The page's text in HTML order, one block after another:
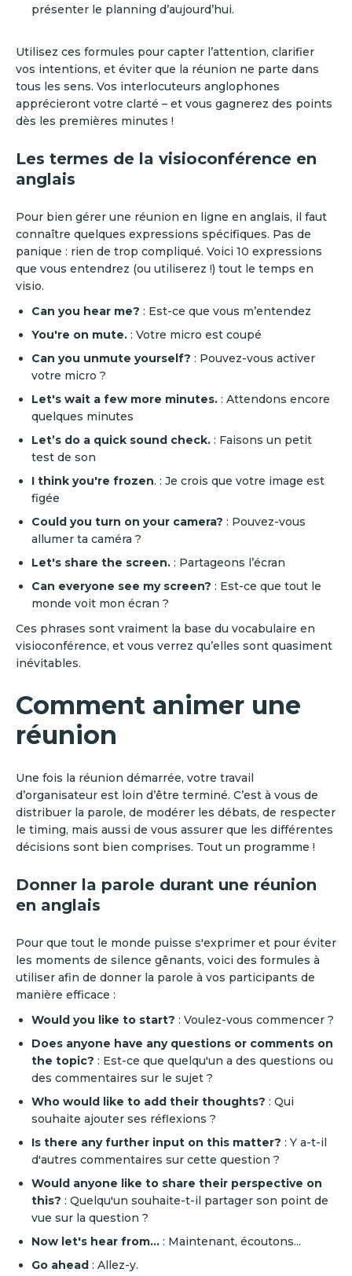
présenter le planning d’aujourd’hui.
Utilisez ces formules pour capter l’attention, clarifier
vos intentions, et éviter que la réunion ne parte dans
tous les sens. Vos interlocuteurs anglophones
apprécieront votre clarté – et vous gagnerez des points
dès les premières minutes !
Les termes de la visioconférence en
anglais
Pour bien gérer une réunion en ligne en anglais, il faut
connaître quelques expressions spécifiques. Pas de
panique : rien de trop compliqué. Voici 10 expressions
que vous entendrez (ou utiliserez !) tout le temps en
visio.
Can you hear me? : Est-ce que vous m’entendez
You're on mute. : Votre micro est coupé
Can you unmute yourself? : Pouvez-vous activer
votre micro ?
Let's wait a few more minutes. : Attendons encore
quelques minutes
Let’s do a quick sound check. : Faisons un petit
test de son
I think you're frozen. : Je crois que votre image est
figée
Could you turn on your camera? : Pouvez-vous
allumer ta caméra ?
Let's share the screen. : Partageons l’écran
Can everyone see my screen? : Est-ce que tout le
monde voit mon écran ?
Ces phrases sont vraiment la base du vocabulaire en
visioconférence, et vous verrez qu’elles sont quasiment
inévitables.
Comment animer une
réunion
Une fois la réunion démarrée, votre travail
d’organisateur est loin d’être terminé. C’est à vous de
distribuer la parole, de modérer les débats, de respecter
le timing, mais aussi de vous assurer que les différentes
décisions sont bien comprises. Tout un programme !
Donner la parole durant une réunion
en anglais
Pour que tout le monde puisse s'exprimer et pour éviter
les moments de silence gênants, voici des formules à
utiliser afin de donner la parole à vos participants de
manière efficace :
Would you like to start? : Voulez-vous commencer ?
Does anyone have any questions or comments on
the topic? : Est-ce que quelqu'un a des questions ou
des commentaires sur le sujet ?
Who would like to add their thoughts? : Qui
souhaite ajouter ses réflexions ?
Is there any further input on this matter? : Y a-t-il
d'autres commentaires sur cette question ?
Would anyone like to share their perspective on
this? : Quelqu'un souhaite-t-il partager son point de
vue sur la question ?‍
Now let's hear from… : Maintenant, écoutons...‍
Go ahead : Allez-y.‍